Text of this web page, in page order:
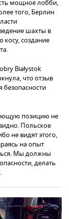
мощное лобби,
того, Берлин
шахты в
косу, создание
Białystok
что отзыв
безопасности
позицию не
Польское
не видят этого,
на опыт
Мы должны
делать